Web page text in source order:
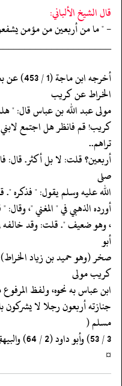
قال الشيخ الألباني:
- " ما من أربعين من مؤمن
‏‏‏‏أخرجه
الخراط عن كريب
‏‏‏‏مولى عبد الله بن عباس قال: "
‏‏‏‏كريب! قم فانظر هل اجتمع
تراهم..
‏‏‏‏أربعين؟ قلت: لا بل أكثر. قال:
صلى
‏‏‏‏الله عليه وسلم يقول: " فذكره
‏‏‏‏أورده الذهبي في " المغني "،
‏‏‏‏، وهو ضعيف ". قلت: وقد خالفه
أبو
‏‏‏‏صخر (وهو حميد بن زياد
كريب مولى
‏‏‏‏ابن عباس به نحوه، ولفظ
‏‏‏‏جنازته أربعون رجلا لا يشركون
مسلم (
‏‏‏‏¤